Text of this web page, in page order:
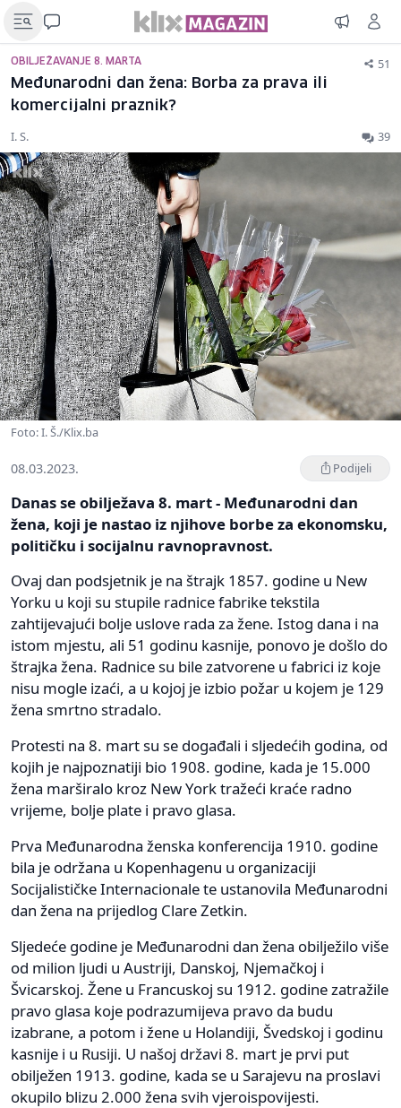
OBILJEŽAVANJE 8. MARTA 51
Međunarodni dan žena: Borba za prava ili
komercijalni praznik?
I. S. 39
Foto: I. Š./Klix.ba
08.03.2023. Podijeli
Danas se obilježava 8. mart - Međunarodni dan
žena, koji je nastao iz njihove borbe za ekonomsku,
političku i socijalnu ravnopravnost.
Ovaj dan podsjetnik je na štrajk 1857. godine u New
Yorku u koji su stupile radnice fabrike tekstila
zahtijevajući bolje uslove rada za žene. Istog dana i na
istom mjestu, ali 51 godinu kasnije, ponovo je došlo do
štrajka žena. Radnice su bile zatvorene u fabrici iz koje
nisu mogle izaći, a u kojoj je izbio požar u kojem je 129
žena smrtno stradalo.
Protesti na 8. mart su se događali i sljedećih godina, od
kojih je najpoznatiji bio 1908. godine, kada je 15.000
žena marširalo kroz New York tražeći kraće radno
vrijeme, bolje plate i pravo glasa.
Prva Međunarodna ženska konferencija 1910. godine
bila je održana u Kopenhagenu u organizaciji
Socijalističke Internacionale te ustanovila Međunarodni
dan žena na prijedlog Clare Zetkin.
Sljedeće godine je Međunarodni dan žena obilježilo više
od milion ljudi u Austriji, Danskoj, Njemačkoj i
Švicarskoj. Žene u Francuskoj su 1912. godine zatražile
pravo glasa koje podrazumijeva pravo da budu
izabrane, a potom i žene u Holandiji, Švedskoj i godinu
kasnije i u Rusiji. U našoj državi 8. mart je prvi put
obilježen 1913. godine, kada se u Sarajevu na proslavi
okupilo blizu 2.000 žena svih vjeroispovijesti.